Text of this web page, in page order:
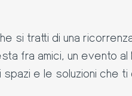
si tratti di una
fra amici, un evento
spazi e le soluzioni che